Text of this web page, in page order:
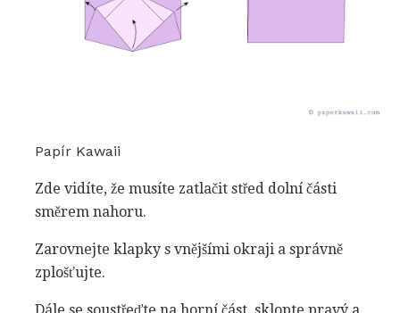
Papír Kawaii
Zde vidíte, že musíte zatlačit střed dolní části
směrem nahoru.
Zarovnejte klapky s vnějšími okraji a správně
zplošťujte.